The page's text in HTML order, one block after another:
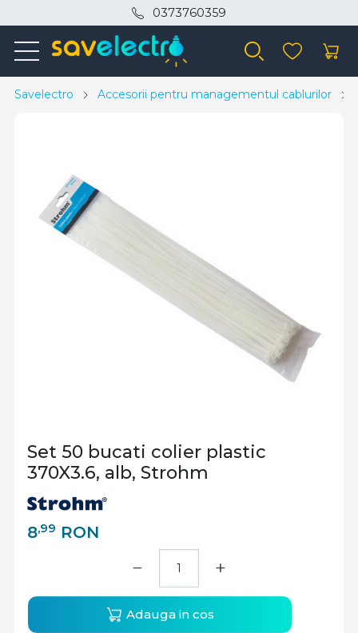
0373760359
Savelectro Accesorii pentru managementul cablurilor
Set 50 bucati colier plastic
370X3.6, alb, Strohm
8,99 RON
− +
Adauga in cos